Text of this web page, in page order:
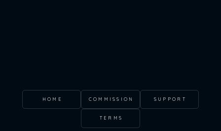
HOME COMMISSION SUPPORT
TERMS